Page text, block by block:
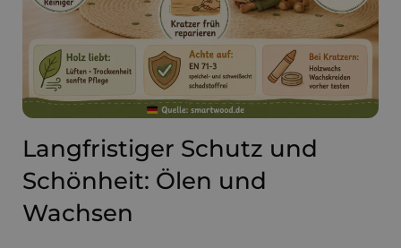
Langfristiger Schutz und
Schönheit: Ölen und
Wachsen